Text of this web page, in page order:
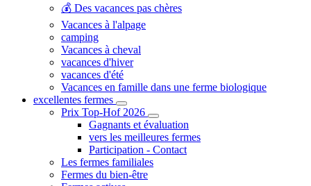
💰 Des vacances pas chères
Vacances à l'alpage
camping
Vacances à cheval
vacances d'hiver
vacances d'été
Vacances en famille dans une ferme biologique
excellentes fermes
Prix ​​Top-Hof 2026
Gagnants et évaluation
vers les meilleures fermes
Participation - Contact
Les fermes familiales
Fermes du bien-être